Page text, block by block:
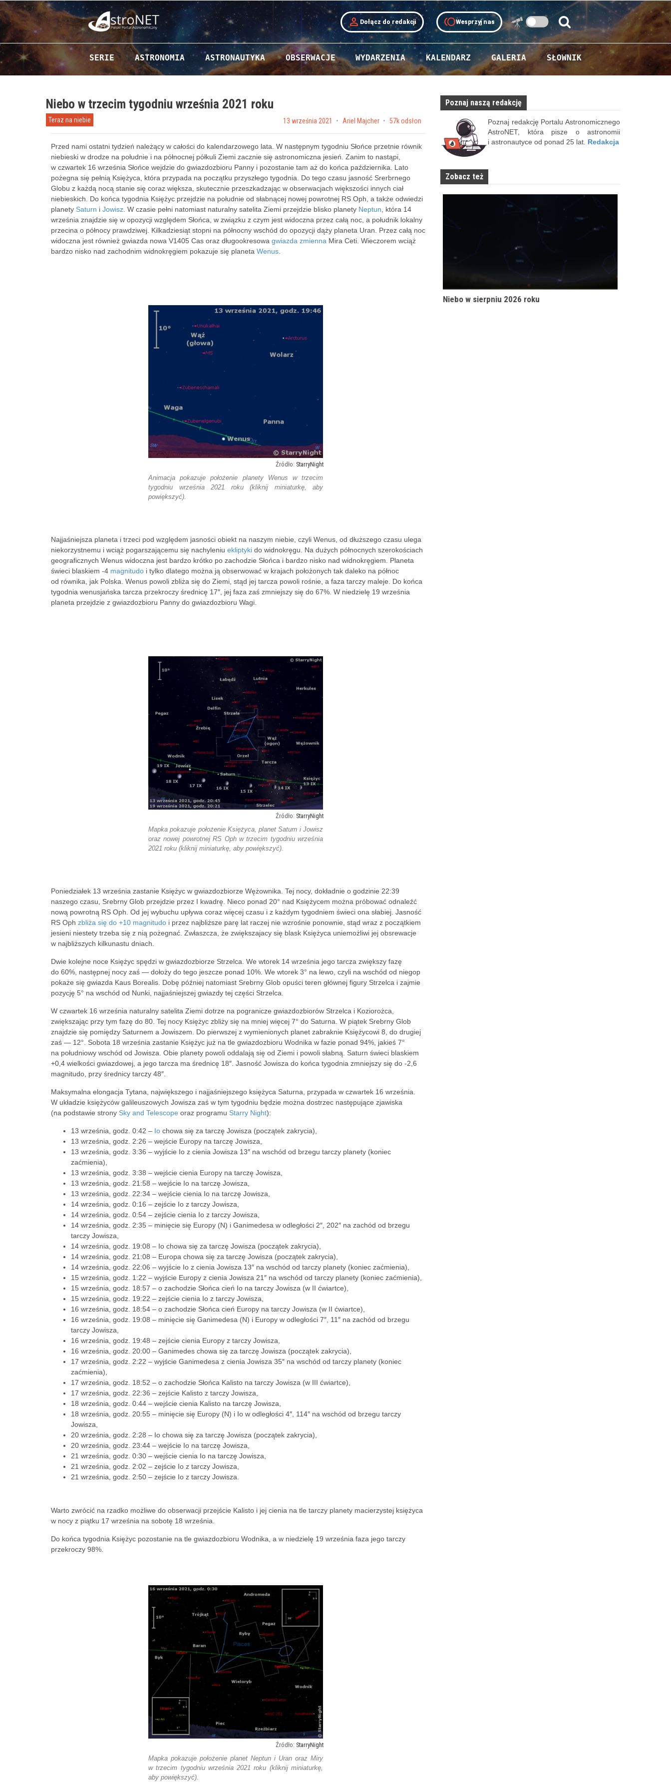
person Dołącz do redakcji tollWesprzyj nas
Szukaj:
Szukaj
Przejdź do zawartości
SERIE ASTRONOMIA ASTRONAUTYKA OBSERWACJE WYDARZENIA KALENDARZ GALERIA SŁOWNIK
Niebo w trzecim tygodniu września 2021 roku
Teraz na niebie Posted on
13 września 2021 by Ariel Majcher 57k odsłon
Przed nami ostatni tydzień należący w całości do kalendarzowego lata. W następnym tygodniu Słońce przetnie równik
niebieski w drodze na południe i na północnej półkuli Ziemi zacznie się astronomiczna jesień. Zanim to nastąpi,
w czwartek 16 września Słońce wejdzie do gwiazdozbioru Panny i pozostanie tam aż do końca października. Lato
pożegna się pełnią Księżyca, która przypada na początku przyszłego tygodnia. Do tego czasu jasność Srerbrnego
Globu z każdą nocą stanie się coraz większa, skutecznie przeszkadzając w obserwacjach większości innych ciał
niebieskich. Do końca tygodnia Księżyc przejdzie na południe od słabnącej nowej powrotnej RS Oph, a także odwiedzi
planety Saturn i Jowisz . W czasie pełni natomiast naturalny satelita Ziemi przejdzie blisko planety Neptun , która 14
września znajdzie się w opozycji względem Słońca, w związku z czym jest widoczna przez całą noc, a południk lokalny
przecina o północy prawdziwej. Kilkadziesiąt stopni na północny wschód do opozycji dąży planeta Uran. Przez całą noc
widoczna jest również gwiazda nowa V1405 Cas oraz długookresowa gwiazda zmienna Mira Ceti. Wieczorem wciąż
bardzo nisko nad zachodnim widnokręgiem pokazuje się planeta Wenus
StarryNight
Animacja pokazuje położenie planety Wenus w trzecim
tygodniu września 2021 roku (kliknij miniaturkę, aby
powiększyć).
Najjaśniejsza planeta i trzeci pod względem jasności obiekt na naszym niebie, czyli Wenus, od dłuższego czasu ulega
niekorzystnemu i wciąż pogarszającemu się nachyleniu ekliptyki do widnokręgu. Na dużych północnych szerokościach
geograficznych Wenus widoczna jest bardzo krótko po zachodzie Słońca i bardzo nisko nad widnokręgiem. Planeta
świeci blaskiem -4 magnitudo i tylko dlatego można ją obserwować w krajach położonych tak daleko na północ
od równika, jak Polska. Wenus powoli zbliża się do Ziemi, stąd jej tarcza powoli rośnie, a faza tarczy maleje. Do końca
tygodnia wenusjańska tarcza przekroczy średnicę 17″, jej faza zaś zmniejszy się do 67%. W niedzielę 19 września
planeta przejdzie z gwiazdozbioru Panny do gwiazdozbioru Wagi.
StarryNight
Mapka pokazuje położenie Księżyca, planet Saturn i Jowisz
oraz nowej powrotnej RS Oph w trzecim tygodniu września
2021 roku (kliknij miniaturkę, aby powiększyć).
Poniedziałek 13 września zastanie Księżyc w gwiazdozbiorze Wężownika. Tej nocy, dokładnie o godzinie 22:39
naszego czasu, Srebrny Glob przejdzie przez I kwadrę. Nieco ponad 20° nad Księżycem można próbować odnaleźć
nową powrotną RS Oph. Od jej wybuchu upływa coraz więcej czasu i z każdym tygodniem świeci ona słabiej. Jasność
RS Oph zbliża się do +10 magnitudo i przez najbliższe parę lat raczej nie wzrośnie ponownie, stąd wraz z początkiem
jesieni niestety trzeba się z nią pożegnać. Zwłaszcza, że zwiększajacy się blask Księżyca uniemożliwi jej obsrewacje
w najbliższych kilkunastu dniach.
Dwie kolejne noce Księżyc spędzi w gwiazdozbiorze Strzelca. We wtorek 14 września jego tarcza zwiększy fazę
do 60%, następnej nocy zaś — dołoży do tego jeszcze ponad 10%. We wtorek 3° na lewo, czyli na wschód od niegop
pokaże się gwiazda Kaus Borealis. Dobę później natomiast Srebrny Glob opuści teren głównej figury Strzelca i zajmie
pozycję 5° na wschód od Nunki, najjaśniejszej gwiazdy tej części Strzelca.
W czwartek 16 września naturalny satelita Ziemi dotrze na pogranicze gwiazdozbiorów Strzelca i Koziorożca,
zwiększając przy tym fazę do 80. Tej nocy Księżyc zbliży się na mniej więcej 7° do Saturna. W piątek Srebrny Glob
znajdzie się pomiędzy Saturnem a Jowiszem. Do pierwszej z wymienionych planet zabraknie Księżycowi 8, do drugiej
zaś — 12°. Sobota 18 września zastanie Księżyc już na tle gwiazdozbioru Wodnika w fazie ponad 94%, jakieś 7°
na południowy wschód od Jowisza. Obie planety powoli oddalają się od Ziemi i powoli słabną. Saturn świeci blaskiem
+0,4 wielkości gwiazdowej, a jego tarcza ma średnicę 18″. Jasność Jowisza do końca tygodnia zmniejszy się do -2,6
magnitudo, przy średnicy tarczy 48″.
Maksymalna elongacja Tytana, największego i najjaśniejszego księżyca Saturna, przypada w czwartek 16 września.
W układzie księżyców galileuszowych Jowisza zaś w tym tygodniu będzie można dostrzec następujące zjawiska
(na podstawie strony Sky and Telescope oraz programu Starry Night):
13 września, godz. 0:42 – Io chowa się za tarczę Jowisza (początek zakrycia),
13 września, godz. 2:26 – wejście Europy na tarczę Jowisza,
13 września, godz. 3:36 – wyjście Io z cienia Jowisza 13″ na wschód od brzegu tarczy planety (koniec
zaćmienia),
13 września, godz. 3:38 – wejście cienia Europy na tarczę Jowisza,
13 września, godz. 21:58 – wejście Io na tarczę Jowisza,
13 września, godz. 22:34 – wejście cienia Io na tarczę Jowisza,
14 września, godz. 0:16 – zejście Io z tarczy Jowisza,
14 września, godz. 0:54 – zejście cienia Io z tarczy Jowisza,
14 września, godz. 2:35 – minięcie się Europy (N) i Ganimedesa w odległości 2″, 202″ na zachód od brzegu
tarczy Jowisza,
14 września, godz. 19:08 – Io chowa się za tarczę Jowisza (początek zakrycia),
14 września, godz. 21:08 – Europa chowa się za tarczę Jowisza (początek zakrycia),
14 września, godz. 22:06 – wyjście Io z cienia Jowisza 13″ na wschód od tarczy planety (koniec zaćmienia),
15 września, godz. 1:22 – wyjście Europy z cienia Jowisza 21″ na wschód od tarczy planety (koniec zaćmienia),
15 września, godz. 18:57 – o zachodzie Słońca cień Io na tarczy Jowisza (w II ćwiartce),
15 września, godz. 19:22 – zejście cienia Io z tarczy Jowisza,
16 września, godz. 18:54 – o zachodzie Słońca cień Europy na tarczy Jowisza (w II ćwiartce),
16 września, godz. 19:08 – minięcie się Ganimedesa (N) i Europy w odległości 7″, 11″ na zachód od brzegu
tarczy Jowisza,
16 września, godz. 19:48 – zejście cienia Europy z tarczy Jowisza,
16 września, godz. 20:00 – Ganimedes chowa się za tarczę Jowisza (początek zakrycia),
17 września, godz. 2:22 – wyjście Ganimedesa z cienia Jowisza 35″ na wschód od tarczy planety (koniec
zaćmienia),
17 września, godz. 18:52 – o zachodzie Słońca Kalisto na tarczy Jowisza (w III ćwiartce),
17 września, godz. 22:36 – zejście Kalisto z tarczy Jowisza,
18 września, godz. 0:44 – wejście cienia Kalisto na tarczę Jowisza,
18 września, godz. 20:55 – minięcie się Europy (N) i Io w odległości 4″, 114″ na wschód od brzegu tarczy
Jowisza,
20 września, godz. 2:28 – Io chowa się za tarczę Jowisza (początek zakrycia),
20 września, godz. 23:44 – wejście Io na tarczę Jowisza,
21 września, godz. 0:30 – wejście cienia Io na tarczę Jowisza,
21 września, godz. 2:02 – zejście Io z tarczy Jowisza,
21 września, godz. 2:50 – zejście Io z tarczy Jowisza.
Warto zwrócić na rzadko możliwe do obserwacji przejście Kalisto i jej cienia na tle tarczy planety macierzystej księżyca
w nocy z piątku 17 września na sobotę 18 września.
Do końca tygodnia Księżyc pozostanie na tle gwiazdozbioru Wodnika, a w niedzielę 19 września faza jego tarczy
przekroczy 98%.
StarryNight
Mapka pokazuje położenie planet Neptun i Uran oraz Miry
w trzecim tygodniu września 2021 roku (kliknij miniaturkę,
aby powiększyć).
Poznaj naszą redakcję
Poznaj redakcję Portalu Astronomicznego
AstroNET, która pisze o astronomii
i astronautyce od ponad 25 lat. Redakcja
Zobacz też
Niebo w sierpniu 2026 roku